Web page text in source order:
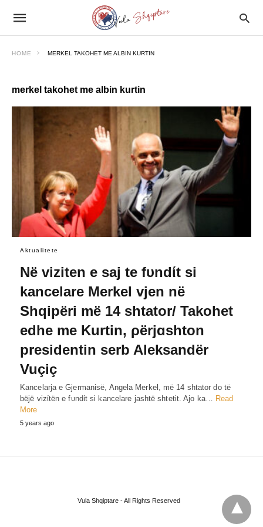
HOME MERKEL TAKOHET ME ALBIN KURTIN
merkel takohet me albin kurtin
Aktualitete
Në viziten e saj te fυndίt si
kancelare Merkel vjen në
Shqipëri më 14 shtator/ Takohet
edhe me Kurtin, ρërjɑshton
presidentin serb Aleksandër
Vuçiç
Kancelarja e Gjermanisë, Angela Merkel, më 14 shtator do të
bëjë vizίtën e fυndίt si kancelare jashtë shtetit. Ajo ka… Read
More
5 years ago
Vula Shqiptare - All Rights Reserved